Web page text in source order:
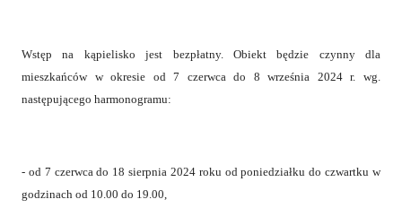
Wstęp na kąpielisko jest bezpłatny. Obiekt będzie czynny dla
mieszkańców w okresie od 7 czerwca do 8 września 2024 r. wg.
następującego harmonogramu:
- od 7 czerwca do 18 sierpnia 2024 roku od poniedziałku do czwartku w
godzinach od 10.00 do 19.00,